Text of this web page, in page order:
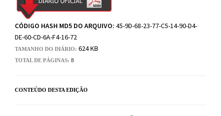
CÓDIGO HASH MD5 DO ARQUIVO: 45-9D-68-23-77-C5-14-90-D4-
DE-60-CD-6A-F4-16-72
TAMANHO DO DIÁRIO: 624 KB
TOTAL DE PÁGINAS: 8
CONTEÚDO DESTA EDIÇÃO